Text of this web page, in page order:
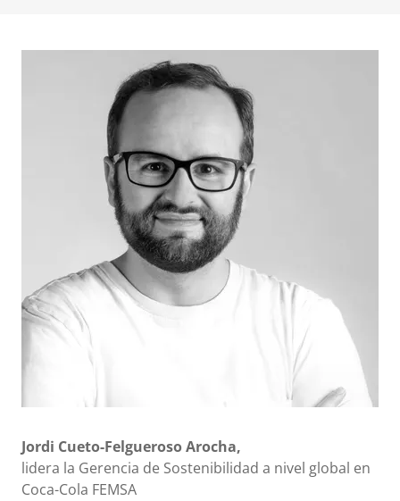
Jordi Cueto-Felgueroso Arocha,
lidera la Gerencia de Sostenibilidad a nivel global en
Coca-Cola FEMSA